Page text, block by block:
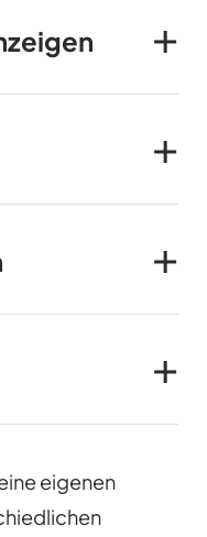
eigenen